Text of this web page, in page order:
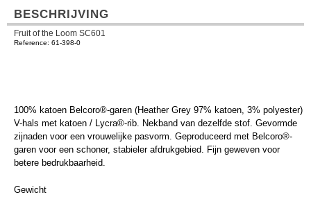
BESCHRIJVING
Fruit of the Loom SC601
Reference: 61-398-0
100% katoen Belcoro®-garen (Heather Grey 97% katoen, 3% polyester)
V-hals met katoen / Lycra®-rib. Nekband van dezelfde stof. Gevormde
zijnaden voor een vrouwelijke pasvorm. Geproduceerd met Belcoro®-
garen voor een schoner, stabieler afdrukgebied. Fijn geweven voor
betere bedrukbaarheid.
Gewicht